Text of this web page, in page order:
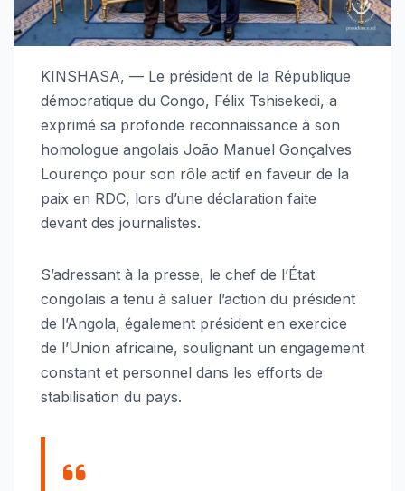
KINSHASA, — Le président de la République
démocratique du Congo, Félix Tshisekedi, a
exprimé sa profonde reconnaissance à son
homologue angolais João Manuel Gonçalves
Lourenço pour son rôle actif en faveur de la
paix en RDC, lors d’une déclaration faite
devant des journalistes.
S’adressant à la presse, le chef de l’État
congolais a tenu à saluer l’action du président
de l’Angola, également président en exercice
de l’Union africaine, soulignant un engagement
constant et personnel dans les efforts de
stabilisation du pays.